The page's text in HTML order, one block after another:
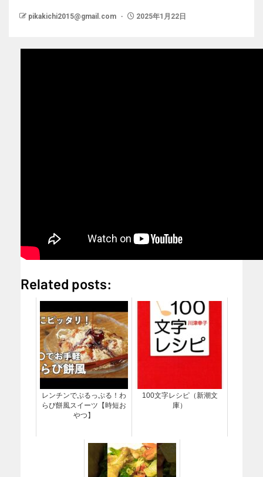
pikakichi2015@gmail.com 2025年1月22日
Related posts:
レンチンでぷるっぷる！わ
らび餅風スイーツ【時短お
やつ】
100文字レシピ（新潮文
庫）